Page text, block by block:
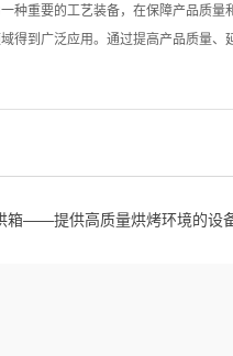
重要的工艺装备，在保障产品质量
得到广泛应用。通过提高产品质量、
箱——提供高质量烘烤环境的设